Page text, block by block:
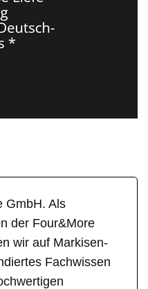
GmbH. Als
der Four&More
wir auf Markisen-
Fachwissen